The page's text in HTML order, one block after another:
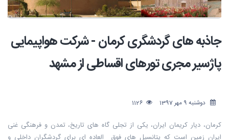
جاذبه های گردشگری کرمان - شرکت هواپیمایی
پاژسیر مجری تورهای اقساطی از مشهد
دوشنبه 9 مهر 1397
کرمان، دیار کریمان ایران، یکی از تجلی گاه های تاریخ، تمدن و فرهنگی غنی
ایران زمین است که پتانسیل های فوق العاده ای برای گردشگران داخلی و